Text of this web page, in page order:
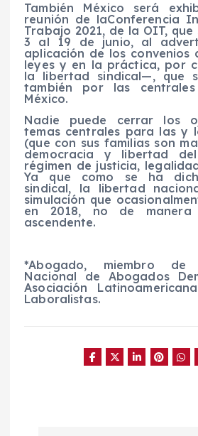
También México será
reunión de laConferencia
Trabajo 2021, de la OIT, que
3 al 19 de junio, al
aplicación de los convenios
leyes y en la práctica, por
la libertad sindical—, que
también por las
México.
Nadie puede cerrar los
temas centrales para las y
(que con sus familias son
democracia y libertad
régimen de justicia,
Ya que como se ha
sindical, la libertad
simulación que
en 2018, no de manera
ascendente.
*Abogado, miembro de
Nacional de Abogados
Asociación
Laboralistas.